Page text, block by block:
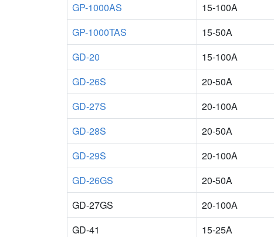
GP-1000AS
15-100A
GP-1000TAS
15-50A
GD-20
15-100A
GD-26S
20-50A
GD-27S
20-100A
GD-28S
20-50A
GD-29S
20-100A
GD-26GS
20-50A
GD-27GS
20-100A
GD-41
15-25A